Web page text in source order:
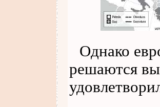
Однако
решаются